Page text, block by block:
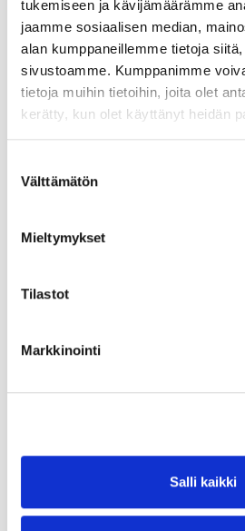
tukemiseen ja kävijämäärämme
jaamme sosiaalisen median,
alan kumppaneillemme tietoja
sivustoamme. Kumppanimme
tietoja muihin tietoihin, joita olet
kerätty, kun olet käyttänyt heidän
valinta
Välttämätön
Mieltymykset
Tilastot
Markkinointi
Salli kaikki